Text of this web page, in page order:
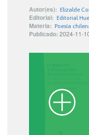
Autor(es): Elizalde
Editorial: Editorial
Materia: Poesía
Publicado: 2024-11-